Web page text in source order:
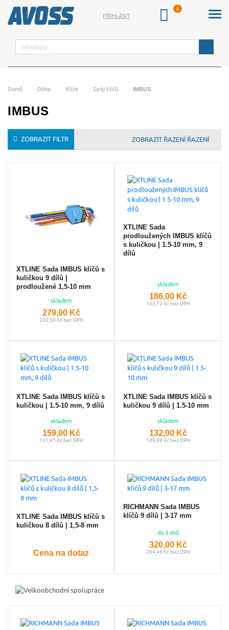
Hledat
PŘIHLÁSIT
Domů Dílna Klíče Sady klíčů IMBUS
IMBUS
ZOBRAZIT FILTR ŘAZENÍ
XTLINE Sada IMBUS klíčů s
kuličkou 9 dílů |
prodloužené 1,5-10 mm
skladem
279,00 Kč
230,58 Kč bez DPH
XTLINE Sada
prodloužených IMBUS klíčů
s kuličkou | 1.5-10 mm, 9
dílů
skladem
186,00 Kč
153,72 Kč bez DPH
XTLINE Sada IMBUS klíčů s
kuličkou | 1.5-10 mm, 9 dílů
skladem
159,00 Kč
131,41 Kč bez DPH
XTLINE Sada IMBUS klíčů s
kuličkou 9 dílů | 1.5-10 mm
skladem
132,00 Kč
109,09 Kč bez DPH
XTLINE Sada IMBUS klíčů s
kuličkou 8 dílů | 1,5-8 mm
Cena na dotaz
RICHMANN Sada IMBUS
klíčů 9 dílů | 3-17 mm
do 3 dnů
320,00 Kč
264,46 Kč bez DPH